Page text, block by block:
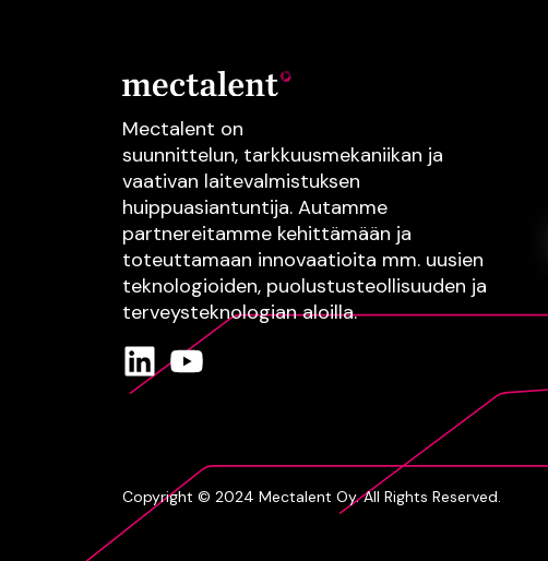
Mectalent on
suunnittelun, tarkkuusmekaniikan ja
vaativan laitevalmistuksen
huippuasiantuntija. Autamme
partnereitamme kehittämään ja
toteuttamaan innovaatioita mm. uusien
teknologioiden, puolustusteollisuuden ja
terveysteknologianaloilla.
Copyright © 2024 Mectalent Oy. All Rights Reserved.